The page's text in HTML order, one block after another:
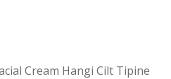
Cream Hangi Cilt Tipine